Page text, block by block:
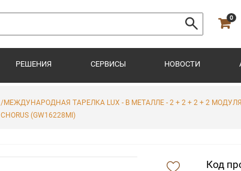
0
РЕШЕНИЯ СЕРВИСЫ НОВОСТИ
/МЕЖДУНАРОДНАЯ ТАРЕЛКА LUX - В МЕТАЛЛЕ - 2 + 2 + 2 + 2
CHORUS (GW16228MI)
Код